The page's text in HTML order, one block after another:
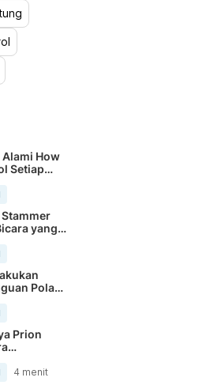
How
Setiap
yang
Pola
Prion
4 menit